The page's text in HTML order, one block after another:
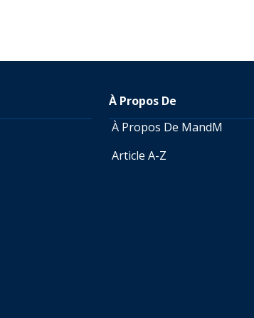
À Propos De
À Propos De MandM
Article A-Z